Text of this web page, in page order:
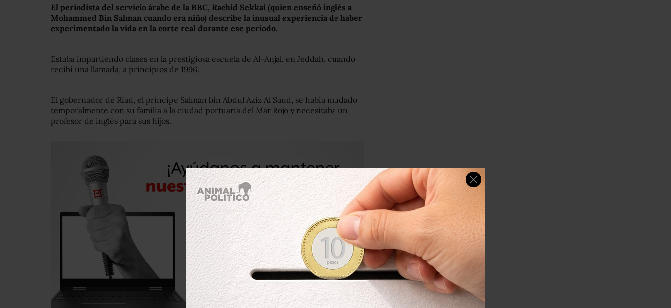
El periodista del servicio árabe de la BBC, Rachid Sekkai (quien enseñó inglés a
Mohammed Bin Salman cuando era niño) describe la inusual experiencia de haber
experimentado la vida en la corte real durante ese período.
Estaba impartiendo clases en la prestigiosa escuela de Al-Anjal, en Jeddah, cuando
recibí una llamada, a principios de 1996.
El gobernador de Riad, el príncipe Salman bin Abdul Aziz Al Saud, se había mudado
temporalmente con su familia a la ciudad portuaria del Mar Rojo y necesitaba un
profesor de inglés para sus hijos.